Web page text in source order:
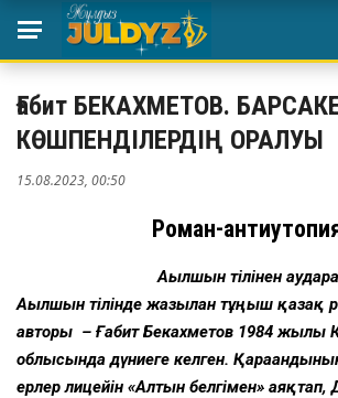
Ғабит БЕКАХМЕТОВ.
КӨШПЕНДІЛЕРДІҢ ОРАЛУЫ
15.08.2023, 00:50
Роман-
Ағылшын тілінен
Ағылшын тілінде жазылған тұңғыш
авторы – Ғабит Бекахметов 1984 жылы
облысында дүниеге келген.
ерлер лицейін «Алтын белгімен» аяқтап,